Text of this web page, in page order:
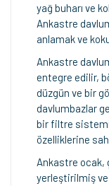
yağ buharı ve
Ankastre
anlamak ve
Ankastre
entegre edilir,
düzgün ve bir
davlumbazlar
bir filtre
özelliklerine
Ankastre ocak,
yerleştirilmiş